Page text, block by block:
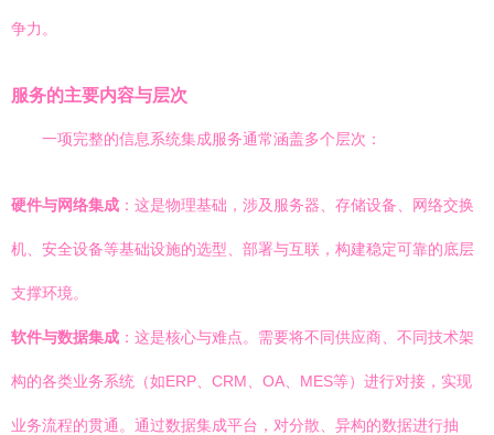
争力。
服务的主要内容与层次
一项完整的信息系统集成服务通常涵盖多个层次：
硬件与网络集成 ：这是物理基础，涉及服务器、存储设备、网络交换
机、安全设备等基础设施的选型、部署与互联，构建稳定可靠的底层
支撑环境。
软件与数据集成 ：这是核心与难点。需要将不同供应商、不同技术架
构的各类业务系统（如ERP、CRM、OA、MES等）进行对接，实现
业务流程的贯通。通过数据集成平台，对分散、异构的数据进行抽